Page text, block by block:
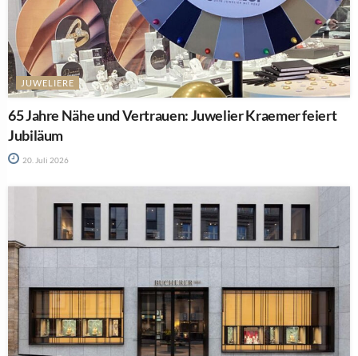
JUWELIERE
65 Jahre Nähe und Vertrauen: Juwelier Kraemer feiert
Jubiläum
20. Juli 2026